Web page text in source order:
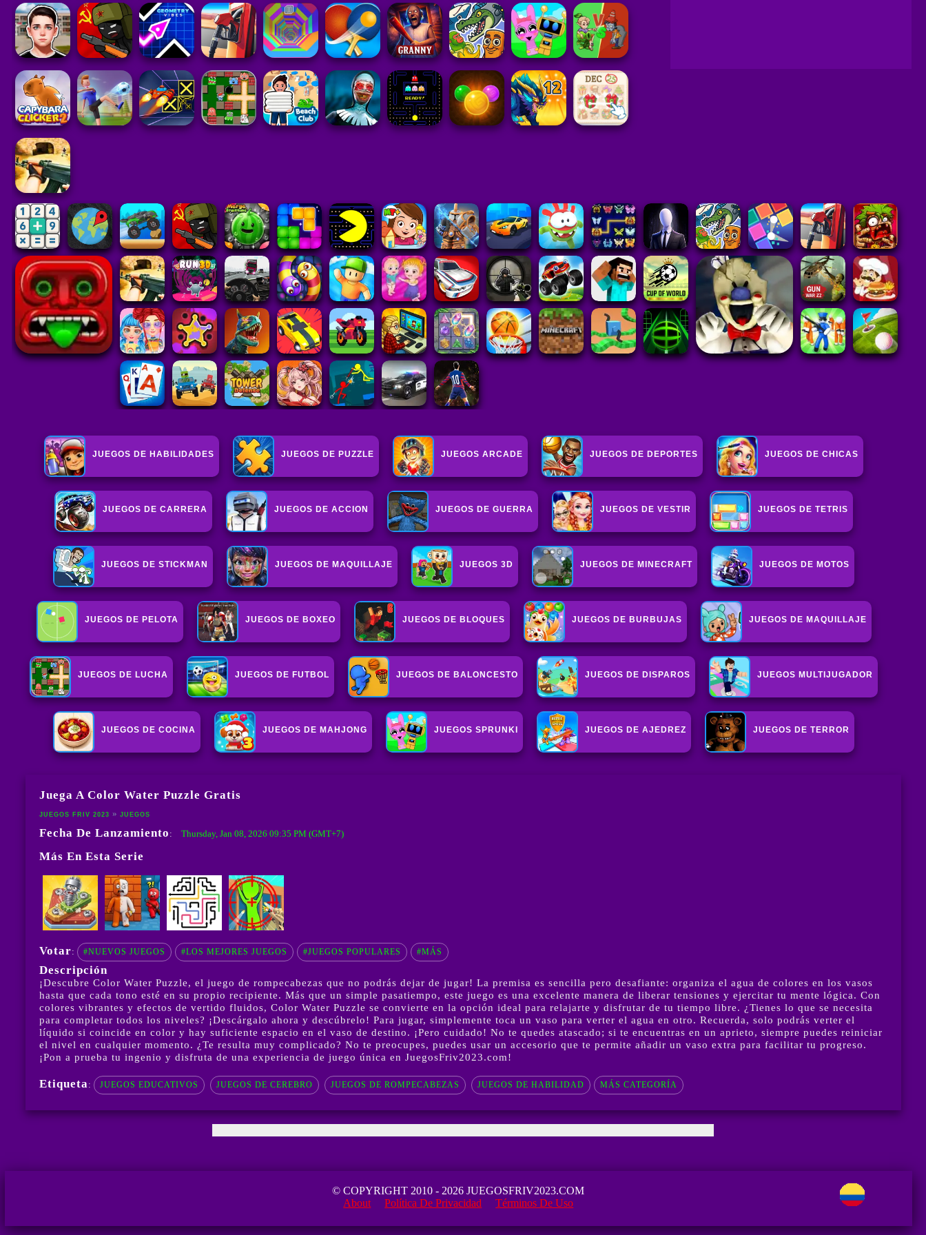
JUEGOS DE HABILIDADES JUEGOS DE PUZZLE JUEGOS ARCADE JUEGOS DE DEPORTES JUEGOS DE CHICAS
JUEGOS DE CARRERA JUEGOS DE ACCION JUEGOS DE GUERRA JUEGOS DE VESTIR JUEGOS DE TETRIS
JUEGOS DE STICKMAN JUEGOS DE MAQUILLAJE JUEGOS 3D JUEGOS DE MINECRAFT JUEGOS DE MOTOS
JUEGOS DE PELOTA JUEGOS DE BOXEO JUEGOS DE BLOQUES JUEGOS DE BURBUJAS JUEGOS DE MAQUILLAJE
JUEGOS DE LUCHA JUEGOS DE FUTBOL JUEGOS DE BALONCESTO JUEGOS DE DISPAROS JUEGOS MULTIJUGADOR
JUEGOS DE COCINA JUEGOS DE MAHJONG JUEGOS SPRUNKI JUEGOS DE AJEDREZ JUEGOS DE TERROR
Juega A Color Water Puzzle Gratis
JUEGOS FRIV 2023 JUEGOS
Fecha De Lanzamiento : Thursday, Jan 08, 2026 09:35 PM (GMT+7)
Más En Esta Serie
Votar: #NUEVOS JUEGOS #LOS MEJORES JUEGOS #JUEGOS POPULARES #MÁS
Descripción
¡Descubre Color Water Puzzle, el juego de rompecabezas que no podrás dejar de jugar! La premisa es sencilla pero desafiante: organiza el agua de colores en los vasos
hasta que cada tono esté en su propio recipiente. Más que un simple pasatiempo, este juego es una excelente manera de liberar tensiones y ejercitar tu mente lógica. Con
colores vibrantes y efectos de vertido fluidos, Color Water Puzzle se convierte en la opción ideal para relajarte y disfrutar de tu tiempo libre. ¿Tienes lo que se necesita
para completar todos los niveles? ¡Descárgalo ahora y descúbrelo! Para jugar, simplemente toca un vaso para verter el agua en otro. Recuerda, solo podrás verter el
líquido si coincide en color y hay suficiente espacio en el vaso de destino. ¡Pero cuidado! No te quedes atascado; si te encuentras en un aprieto, siempre puedes reiniciar
el nivel en cualquier momento. ¿Te resulta muy complicado? No te preocupes, puedes usar un accesorio que te permite añadir un vaso extra para facilitar tu progreso.
¡Pon a prueba tu ingenio y disfruta de una experiencia de juego única en JuegosFriv2023.com!
Etiqueta: JUEGOS EDUCATIVOS JUEGOS DE CEREBRO JUEGOS DE ROMPECABEZAS JUEGOS DE HABILIDAD MÁS CATEGORÍA
© COPYRIGHT 2010 - 2026 JUEGOSFRIV2023.COM
About
Política De Privacidad Términos De Uso